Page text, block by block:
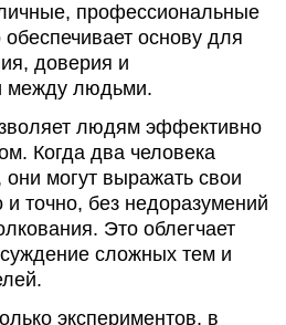
профессиональные
основу для
доверия и
между людьми.
людям эффективно
Когда два человека
могут выражать свои
точно, без недоразумений
Это облегчает
сложных тем и
экспериментов, в